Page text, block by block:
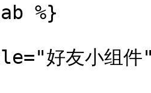
好友小组件